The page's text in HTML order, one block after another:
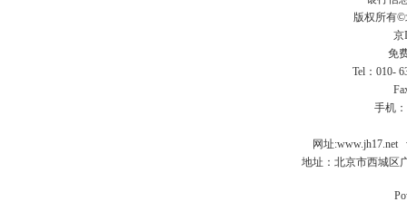
版权所有
京
免
Tel：010-
手机：
网址:www.jh17.net
地址：北京市西城区